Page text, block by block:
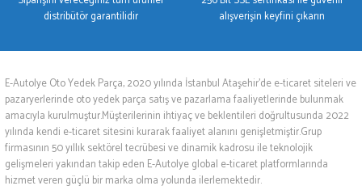
distribütör garantilidir
alışverişin keyfini çıkarın
E-Autolye Oto Yedek Parça, 2020 yılında İstanbul Ataşehir’de e-ticaret siteleri ve
pazaryerlerinde oto yedek parça satış ve pazarlama faaliyetlerinde bulunmak
amacıyla kurulmuştur.Müşterilerinin ihtiyaç ve beklentileri doğrultusunda 2022
yılında kendi e-ticaret sitesini kurarak faaliyet alanını genişletmiştir.Grup
firmasının 50 yıllık sektörel tecrübesi ve dinamik kadrosu ile teknolojik
gelişmeleri yakından takip eden E-Autolye global e-ticaret platformlarında
hizmet veren güçlü bir marka olma yolunda ilerlemektedir.